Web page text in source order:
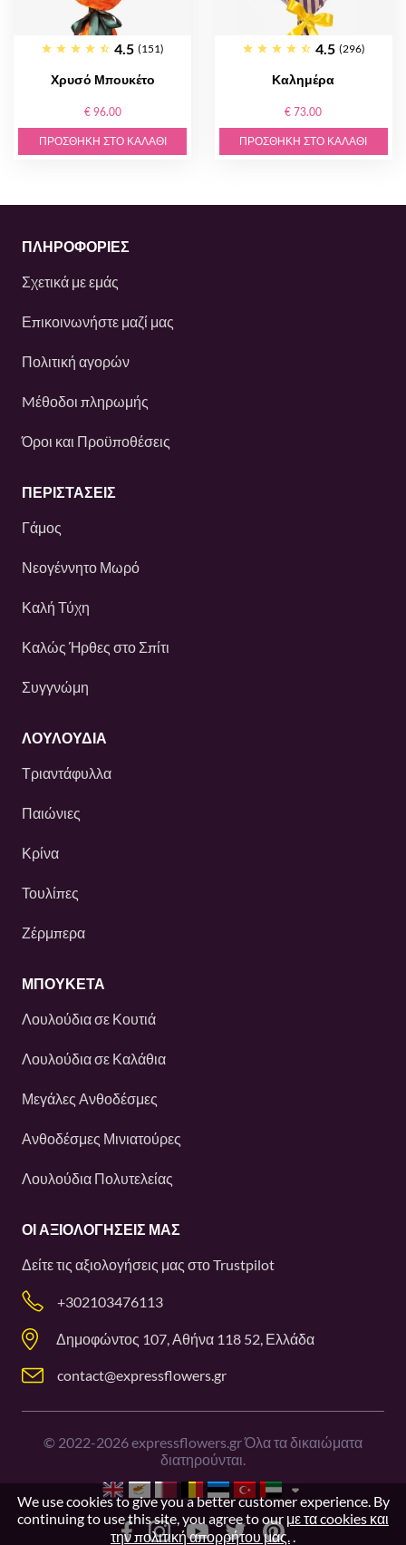
4.5 (151)
Χρυσό Μπουκέτο
€ 96.00
ΠΡΟΣΘΉΚΗ ΣΤΟ ΚΑΛΆΘΙ
4.5 (296)
Καλημέρα
€ 73.00
ΠΡΟΣΘΉΚΗ ΣΤΟ ΚΑΛΆΘΙ
ΠΛΗΡΟΦΟΡΙΕΣ
Σχετικά με εμάς
Επικοινωνήστε μαζί μας
Πολιτική αγορών
Mέθοδοι πληρωμής
Όροι και Προϋποθέσεις
ΠΕΡΙΣΤΆΣΕΙΣ
Γάμος
Νεογέννητο Μωρό
Καλή Τύχη
Καλώς Ήρθες στο Σπίτι
Συγγνώμη
ΛΟΥΛΟΎΔΙΑ
Τριαντάφυλλα
Παιώνιες
Κρίνα
Τουλίπες
Ζέρμπερα
ΜΠΟΥΚΕΤΑ
Λουλούδια σε Κουτιά
Λουλούδια σε Καλάθια
Μεγάλες Ανθοδέσμες
Ανθοδέσμες Μινιατούρες
Λουλούδια Πολυτελείας
ΟΙ ΑΞΙΟΛΟΓΉΣΕΙΣ ΜΑΣ
Δείτε τις αξιολογήσεις μας στοTrustpilot
+302103476113
Δημοφώντος 107, Αθήνα 118 52, Ελλάδα
contact@expressflowers.gr
© 2022-2026expressflowers.gr Όλα τα δικαιώματα
διατηρούνται.
We use cookies to give you a better customer experience. By
continuing to use this site, you agree to our με τα cookies και
την πολιτική απορρήτου μας..